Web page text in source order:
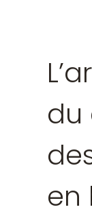
du
en